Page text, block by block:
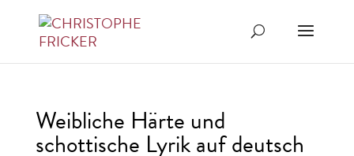
Weibliche Härte und
schottische Lyrik auf deutsch